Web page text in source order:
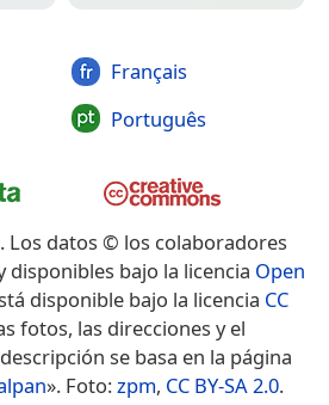
Français
Português
. Los datos © los colaboradores
disponibles bajo la licencia Open
disponible bajo la licencia CC
fotos, las direcciones y el
se basa en la página
». Foto:zpm, CC BY-SA 2.0.